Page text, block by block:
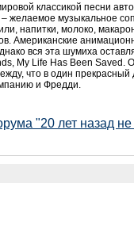
классикой песни
желаемое музыкальное
напитки, молоко,
Американские
вся эта шумиха
My Life Has Been Saved.
что в один прекрасный
и Фредди.
"20 лет назад не